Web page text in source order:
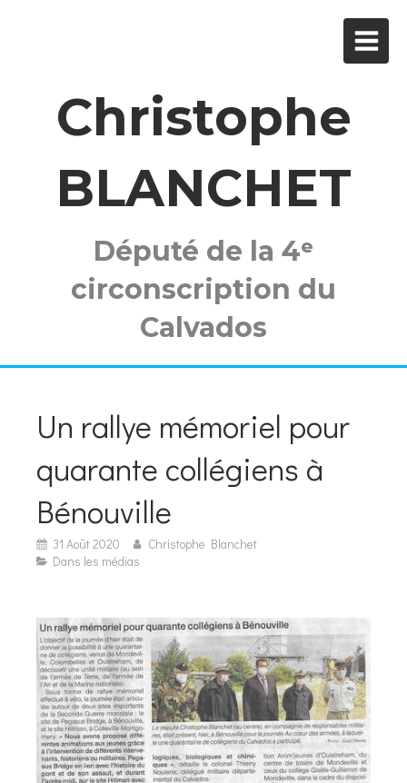
Christophe
BLANCHET
Député de la 4ᵉ
circonscription du
Calvados
Un rallye mémoriel pour
quarante collégiens à
Bénouville
31 Août 2020
Christophe Blanchet
Dans les médias